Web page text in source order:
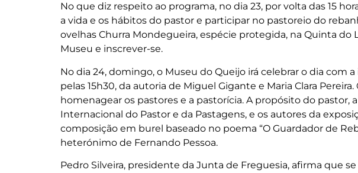
No que diz respeito ao programa, no dia 23, por volta das 15
a vida e os hábitos do pastor e participar no pastoreio do
ovelhas Churra Mondegueira, espécie protegida, na Quinta do
Museu e inscrever-se.
No dia 24, domingo, o Museu do Queijo irá celebrar o dia com
pelas 15h30, da autoria de Miguel Gigante e Maria Clara
homenagear os pastores e a pastorícia. A propósito do pastor,
Internacional do Pastor e da Pastagens, e os autores da
composição em burel baseado no poema “O Guardador de
heterónimo de Fernando Pessoa.
Pedro Silveira, presidente da Junta de Freguesia, afirma que